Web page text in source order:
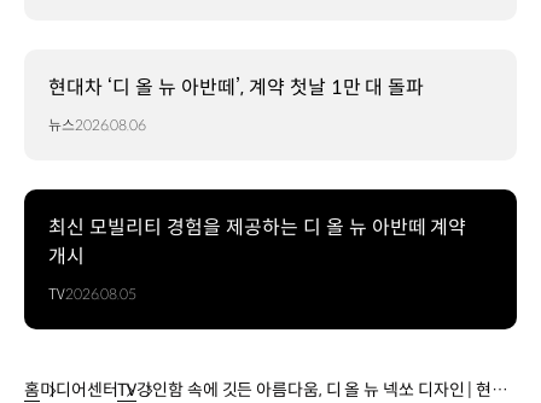
현대차 ‘디 올 뉴 아반떼’, 계약 첫날 1만 대 돌파
뉴스2026.08.06
최신 모빌리티 경험을 제공하는 디 올 뉴 아반떼 계약
개시
TV2026.08.05
홈미디어센터TV강인함 속에 깃든 아름다움, 디 올 뉴 넥쏘 디자인 | 현대